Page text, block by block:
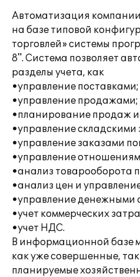
Автоматизация
на базе типовой
торговлей» системы
8". Система позволяет
разделы учета, как
•управление поставками;
•управление продажами;
•планирование продаж и
•управление складскими
•управление заказами
•управление
•анализ товарооборота
•анализ цен и
•управление денежными
•учет коммерческих
•учет НДС.
В информационной базе
как уже совершенные,
планируемые